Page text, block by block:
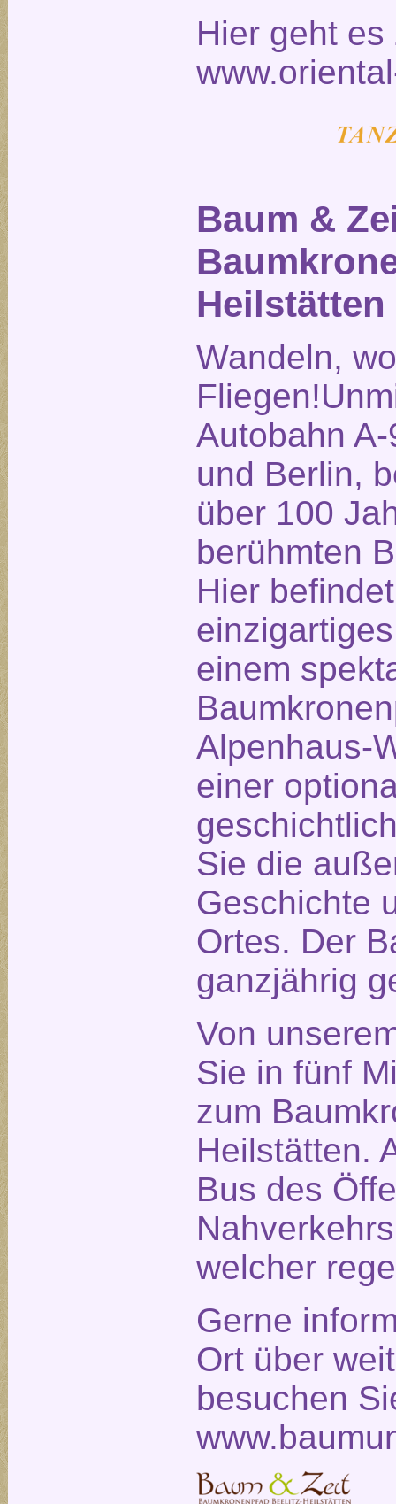
Hier geht
Baum &
Heilstätten
Wandeln,
Autobahn
und Berlin,
über 100
berühmten
Hier
einem
Alpenhaus-
einer
Sie die
Geschichte
Ortes. Der
ganzjährig
Von
Sie in fünf
zum
Heilstätten.
Bus des
welcher
Gerne
Ort über
besuchen